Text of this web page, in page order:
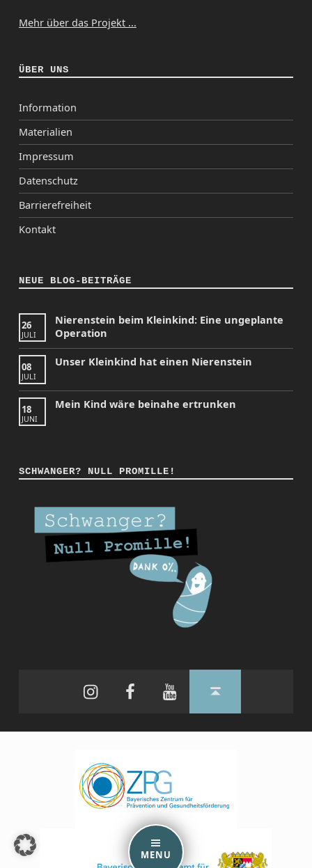
MENU
Mehr über das Projekt ...
ÜBER UNS
Information
Materialien
Impressum
Datenschutz
Barrierefreiheit
Kontakt
NEUE BLOG-BEITRÄGE
26
JULI
Nierenstein beim Kleinkind: Eine ungeplante
Operation
08
JULI
Unser Kleinkind hat einen Nierenstein
18
JUNI
Mein Kind wäre beinahe ertrunken
SCHWANGER? NULL PROMILLE!
FacebookYouTubeBack to top ↑